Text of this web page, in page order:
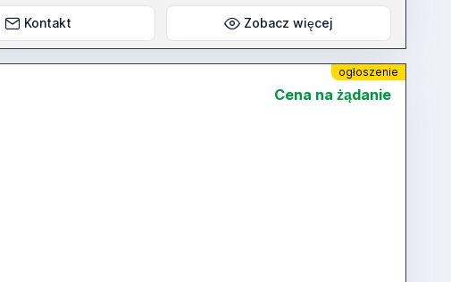
Kontakt Zobacz więcej
ogłoszenie
Cena na żądanie